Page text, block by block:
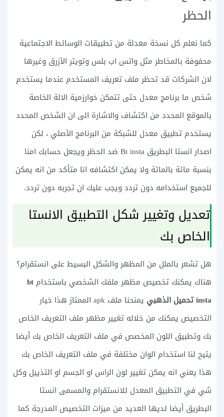
الحظر
كما نعلم كل نسخة معدلة من تطبيقات الوسائط الاجتماعية
محفوفة بالمخاطر مثل واتس اب بلس وتويتر الأزرق وغيرها
لان الشركات قد تحظر ملف تعريف المستخدم عندما يستخدم
شخص ما برنامج معدل حتى تتمكن خوارزمية الالة الخاصة
بالموقع المحدد من اكتشاف والاشارة الى ان الشخص المحدد
يستخدم تطبيق معدل للشبكة من البرنامج الأصلي ، لكن
اصدار انستا البطريق Bt insta ضد الحظر ويجعل حسابك امنا
بنسبة مائة بالمائة ولا يمكن اكتشافه انا متأكد من انه يمكن
للجميع استخدامه دون تردد ويجب عليك ان تجربه دون تردد.
تعديل وتغيير شكل التطبيق الانستا
الخاص بك
هل تشعر بالملل من المظهر والشكل البسيط على انستقرام؟
هناك يمكنك تخصيص مظهر ملفك الشخصي باستخدام bt
insta تحميل الذهبي
يمنحنا ملف apk الممتاز هذا خيار
التخصيص يمكنك من خلاله تغيير مظهر ملف التعريف الخاص
بك وتطبيق اللون المخصص في ملف التعريف الخاص بك أيضا
يتيح لنا استخدام الوان مختلفة في ملف التعريف الخاص بك
هذا يعني انه يمكن تغيير لون الراس او الجسم او التذييل وكل
شي في التطبيق المعدل للانستقرام والمسمى انستا
البطريق أيضا لديها العديد من ميزات التخصيص المدرجة كما